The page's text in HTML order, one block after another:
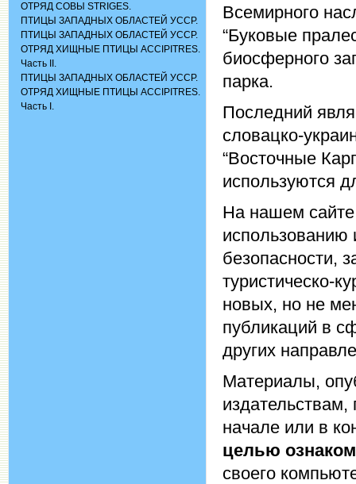
ОТРЯД СОВЫ STRIGES.
ПТИЦЫ ЗАПАДНЫХ ОБЛАСТЕЙ УССР.
ПТИЦЫ ЗАПАДНЫХ ОБЛАСТЕЙ УССР.
ОТРЯД ХИЩНЫЕ ПТИЦЫ ACCIPITRES.
Часть II.
ПТИЦЫ ЗАПАДНЫХ ОБЛАСТЕЙ УССР.
ОТРЯД ХИЩНЫЕ ПТИЦЫ ACCIPITRES.
Часть I.
Всемирного
“Буковые
биосферного
парка.
Последний
словацко-
“Восточные
используются
На нашем
использованию
безопасности,
туристическо-
новых, но не
публикаций в
других
Материалы,
начале или в
целью
своего